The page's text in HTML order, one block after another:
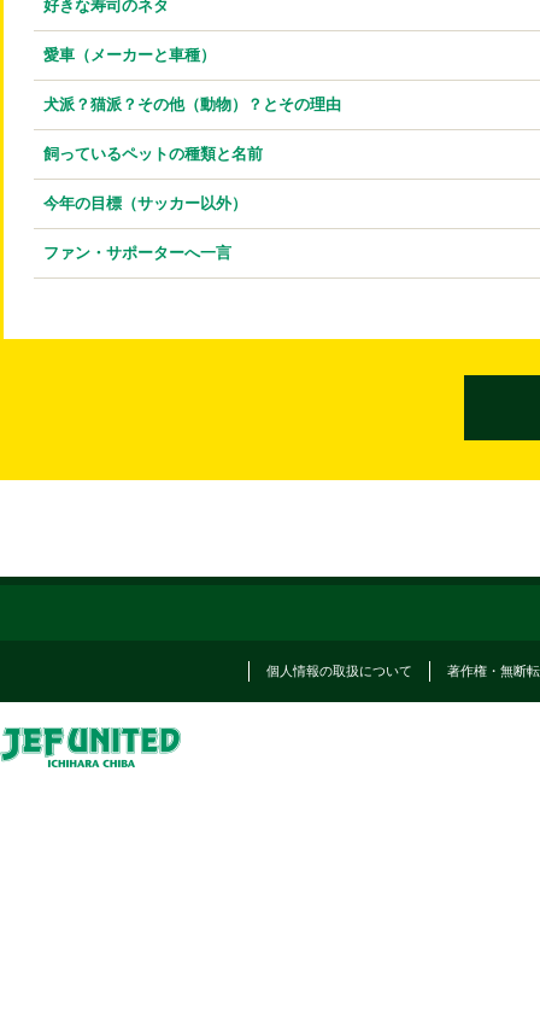
好きな寿司のネタ
愛車（メーカーと車種）
犬派？猫派？その他（動物）？とその理由
飼っているペットの種類と名前
今年の目標（サッカー以外）
ファン・サポーターへ一言
個人情報の取扱について 著作権・無断